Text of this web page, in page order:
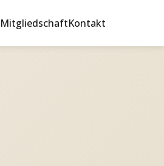
MitgliedschaftKontakt